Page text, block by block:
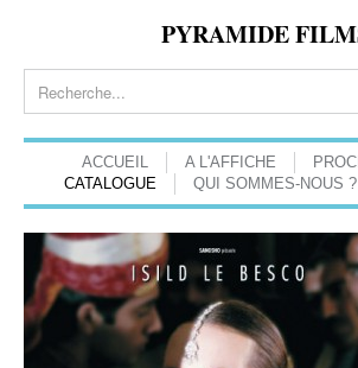
PYRAMIDE
ACCUEIL A L'AFFICHE
CATALOGUE
QUI SOMMES-NOUS ?